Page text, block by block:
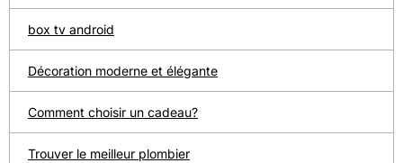
box tv android
Décoration moderne et élégante
Comment choisir un cadeau?
Trouver le meilleur plombier